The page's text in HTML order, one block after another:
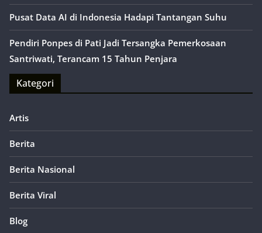
Pusat Data AI di Indonesia Hadapi Tantangan Suhu
Pendiri Ponpes di Pati Jadi Tersangka Pemerkosaan
Santriwati, Terancam 15 Tahun Penjara
Kategori
Artis
Berita
Berita Nasional
Berita Viral
Blog